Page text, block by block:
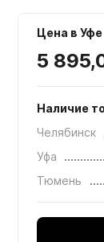
Цена в Уфе
5
Наличие
Челябинск
Уфа
Тюмень